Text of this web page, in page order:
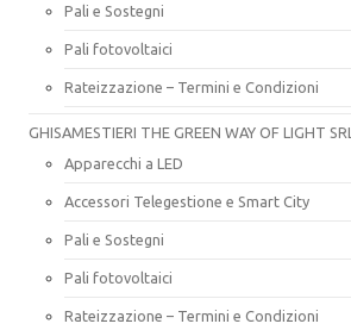
Pali e Sostegni
Pali fotovoltaici
Rateizzazione – Termini e Condizioni
GHISAMESTIERI THE GREEN WAY OF LIGHT SRL
Apparecchi a LED
Accessori Telegestione e Smart City
Pali e Sostegni
Pali fotovoltaici
Rateizzazione – Termini e Condizioni